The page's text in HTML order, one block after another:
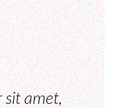
sit amet,